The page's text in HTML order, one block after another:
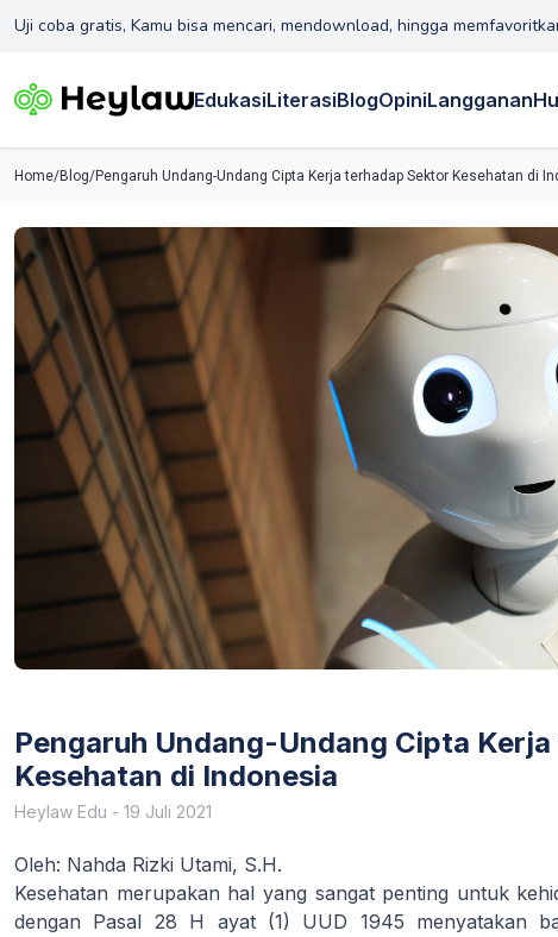
Uji coba gratis, Kamu bisa mencari, mendownload, hingga
EdukasiLiterasiBlogOpiniLangganan
Home/Blog/Pengaruh Undang-Undang Cipta Kerja terhadap Sektor Kesehatan di
Pengaruh Undang-Undang Cipta
Kesehatan di Indonesia
Heylaw Edu - 19 Juli 2021
Oleh: Nahda Rizki Utami, S.H.
Kesehatan merupakan hal yang sangat penting untuk
dengan Pasal 28 H ayat (1) UUD 1945 menyatakan